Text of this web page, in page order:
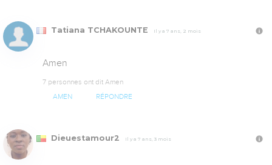
Tatiana TCHAKOUNTE Il y a 7 ans, 2 mois
Amen
7 personnes ont dit Amen
AMEN RÉPONDRE
Dieuestamour2 Il y a 7 ans, 3 mois